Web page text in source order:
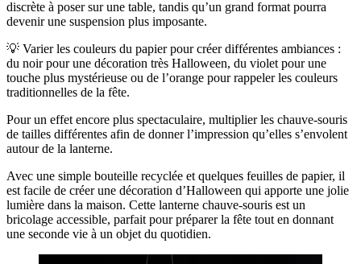
discrète à poser sur une table, tandis qu’un grand format pourra
devenir une suspension plus imposante.
💡 Varier les couleurs du papier pour créer différentes ambiances :
du noir pour une décoration très Halloween, du violet pour une
touche plus mystérieuse ou de l’orange pour rappeler les couleurs
traditionnelles de la fête.
Pour un effet encore plus spectaculaire, multiplier les chauve-souris
de tailles différentes afin de donner l’impression qu’elles s’envolent
autour de la lanterne.
Avec une simple bouteille recyclée et quelques feuilles de papier, il
est facile de créer une décoration d’Halloween qui apporte une jolie
lumière dans la maison. Cette lanterne chauve-souris est un
bricolage accessible, parfait pour préparer la fête tout en donnant
une seconde vie à un objet du quotidien.